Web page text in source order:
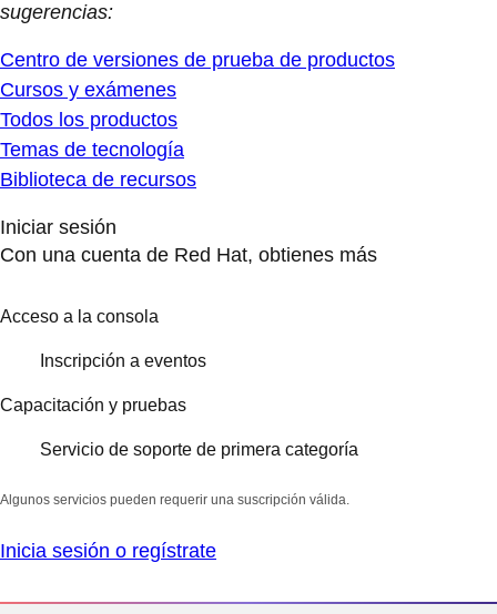
sugerencias:
Centro de versiones de prueba de productos
Cursos y exámenes
Todos los productos
Temas de tecnología
Biblioteca de recursos
Iniciar sesión
Con una cuenta de Red Hat, obtienes más
Acceso a la consola
Inscripción a eventos
Capacitación y pruebas
Servicio de soporte de primera categoría
Algunos servicios pueden requerir una suscripción válida.
Inicia sesión o regístrate